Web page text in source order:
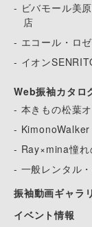
- ビバモール美
店
- エコール・ロ
- イオン
Web振袖カタロ
- 本きもの松葉
- KimonoWalker
- Ray×mina憧れ
- 一般レンタル
振袖動画ギャラ
イベント情報